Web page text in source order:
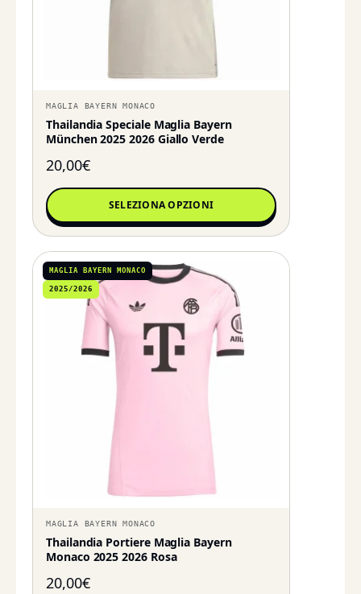
MAGLIA BAYERN MONACO
Thailandia Speciale Maglia Bayern
München 2025 2026 Giallo Verde
20,00€
SELEZIONA OPZIONI
MAGLIA BAYERN MONACO
2025/2026
MAGLIA BAYERN MONACO
Thailandia Portiere Maglia Bayern
Monaco 2025 2026 Rosa
20,00€